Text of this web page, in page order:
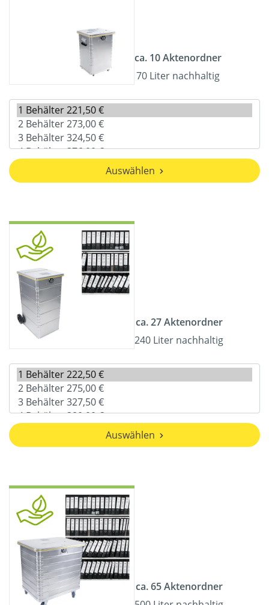
ca. 10 Aktenordner
70 Liter nachhaltig
Auswählen
ca. 27 Aktenordner
240 Liter nachhaltig
Auswählen
ca. 65 Aktenordner